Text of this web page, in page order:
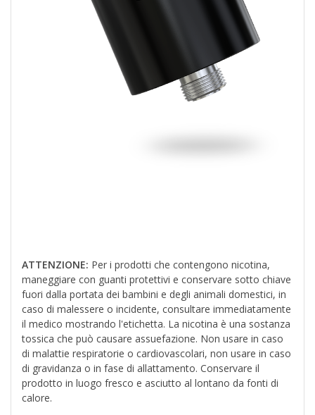
ATTENZIONE: Per i prodotti che contengono nicotina,
maneggiare con guanti protettivi e conservare sotto chiave
fuori dalla portata dei bambini e degli animali domestici, in
caso di malessere o incidente, consultare immediatamente
il medico mostrando l'etichetta. La nicotina è una sostanza
tossica che può causare assuefazione. Non usare in caso
di malattie respiratorie o cardiovascolari, non usare in caso
di gravidanza o in fase di allattamento. Conservare il
prodotto in luogo fresco e asciutto al lontano da fonti di
calore.